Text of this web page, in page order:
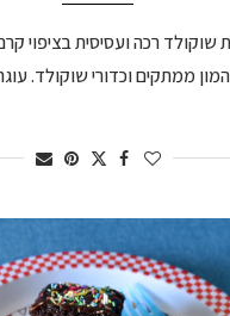
שוקולד רכה ועסיסית בציפוי
ממתקים וכדורי שוקולד.